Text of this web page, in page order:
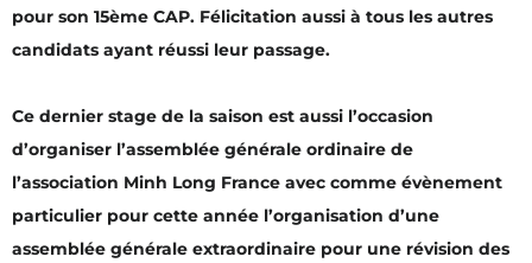
pour son 15ème CAP. Félicitation aussi à tous les autres
candidats ayant réussi leur passage.
Ce dernier stage de la saison est aussi l’occasion
d’organiser l’assemblée générale ordinaire de
l’association Minh Long France avec comme évènement
particulier pour cette année l’organisation d’une
assemblée générale extraordinaire pour une révision des